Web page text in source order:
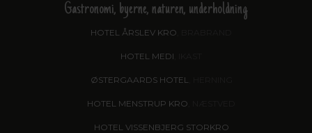
Gastronomi, byerne, naturen, underholdning
HOTEL ÅRSLEV KRO
HOTEL MEDI
ØSTERGAARDS HOTEL, HERNING
HOTEL MENSTRUP KRO
HOTEL VISSENBJERG STORKRO